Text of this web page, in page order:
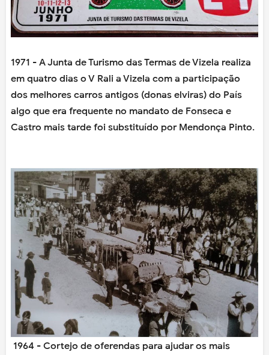
1971 - A Junta de Turismo das Termas de Vizela realiza
em quatro dias o V Rali a Vizela com a participação
dos melhores carros antigos (donas elviras) do País
algo que era frequente no mandato de Fonseca e
Castro mais tarde foi substituído por Mendonça Pinto.
1964 - Cortejo de oferendas para ajudar os mais